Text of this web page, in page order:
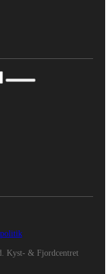
Kyst- & Fjordcentret